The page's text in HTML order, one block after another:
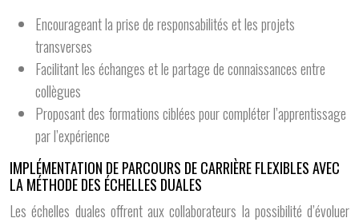
Encourageant la prise de responsabilités et les projets
transverses
Facilitant les échanges et le partage de connaissances entre
collègues
Proposant des formations ciblées pour compléter l’apprentissage
par l’expérience
IMPLÉMENTATION DE PARCOURS DE CARRIÈRE FLEXIBLES AVEC
LA MÉTHODE DES ÉCHELLES DUALES
Les échelles duales offrent aux collaborateurs la possibilité d’évoluer